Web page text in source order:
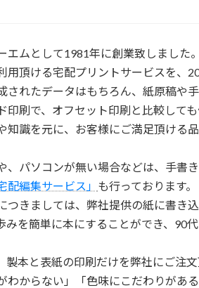
ムとして1981年に創業致しました。
用頂ける宅配プリントサービスを、
れたデータはもちろん、紙原稿や
刷で、オフセット印刷と比較しても
識を元に、お客様にご満足頂ける
パソコンが無い場合などは、手書き
配編集サービス」 も行っております。
つきましては、弊社提供の紙に書き
みを簡単に本にすることができ、90
本と表紙の印刷だけを弊社にご注文
わからない」「色味にこだわりが